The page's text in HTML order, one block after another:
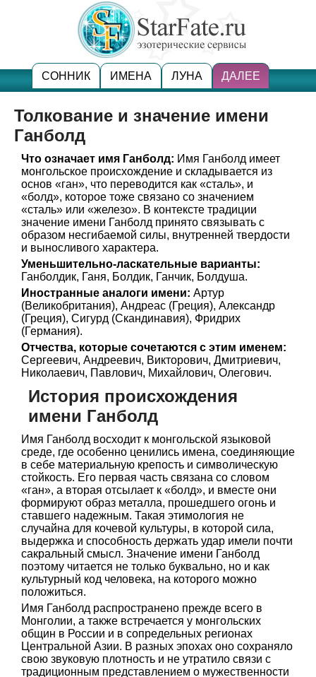
СОННИК ИМЕНА ЛУНА ДАЛЕЕ
Толкование и значение имени
Ганболд
Что означает имя Ганболд: Имя Ганболд имеет
монгольское происхождение и складывается из
основ «ган», что переводится как «сталь», и
«болд», которое тоже связано со значением
«сталь» или «железо». В контексте традиции
значение имени Ганболд принято связывать с
образом несгибаемой силы, внутренней твердости
и выносливого характера.
Уменьшительно-ласкательные варианты:
Ганболдик, Ганя, Болдик, Ганчик, Болдуша.
Иностранные аналоги имени: Артур
(Великобритания), Андреас (Греция), Александр
(Греция), Сигурд (Скандинавия), Фридрих
(Германия).
Отчества, которые сочетаются с этим именем:
Сергеевич, Андреевич, Викторович, Дмитриевич,
Николаевич, Павлович, Михайлович, Олегович.
История происхождения
имени Ганболд
Имя Ганболд восходит к монгольской языковой
среде, где особенно ценились имена, соединяющие
в себе материальную крепость и символическую
стойкость. Его первая часть связана со словом
«ган», а вторая отсылает к «болд», и вместе они
формируют образ металла, прошедшего огонь и
ставшего надежным. Такая этимология не
случайна для кочевой культуры, в которой сила,
выдержка и способность держать удар имели почти
сакральный смысл. Значение имени Ганболд
поэтому читается не только буквально, но и как
культурный код человека, на которого можно
положиться.
Имя Ганболд распространено прежде всего в
Монголии, а также встречается у монгольских
общин в России и в сопредельных регионах
Центральной Азии. В разных эпохах оно сохраняло
свою звуковую плотность и не утратило связи с
традиционным представлением о мужественности